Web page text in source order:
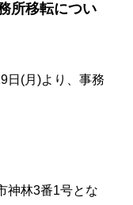
所移転につい
(月)より、事務
林3番1号とな